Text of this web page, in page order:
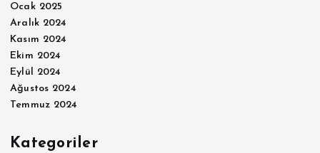
Ocak 2025
Aralık 2024
Kasım 2024
Ekim 2024
Eylül 2024
Ağustos 2024
Temmuz 2024
Kategoriler